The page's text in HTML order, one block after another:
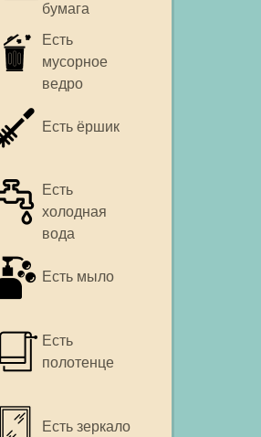
бумага
Есть
мусорное
ведро
Есть ёршик
Есть
холодная
вода
Есть мыло
Есть
полотенце
Есть зеркало